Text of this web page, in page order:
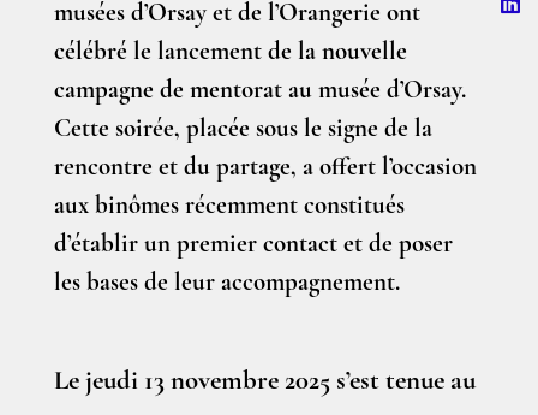
musées d’Orsay et de l’Orangerie ont
célébré le lancement de la nouvelle
campagne de mentorat au musée d’Orsay.
Cette soirée, placée sous le signe de la
rencontre et du partage, a offert l’occasion
aux binômes récemment constitués
d’établir un premier contact et de poser
les bases de leur accompagnement.
Le jeudi 13 novembre 2025 s’est tenue au